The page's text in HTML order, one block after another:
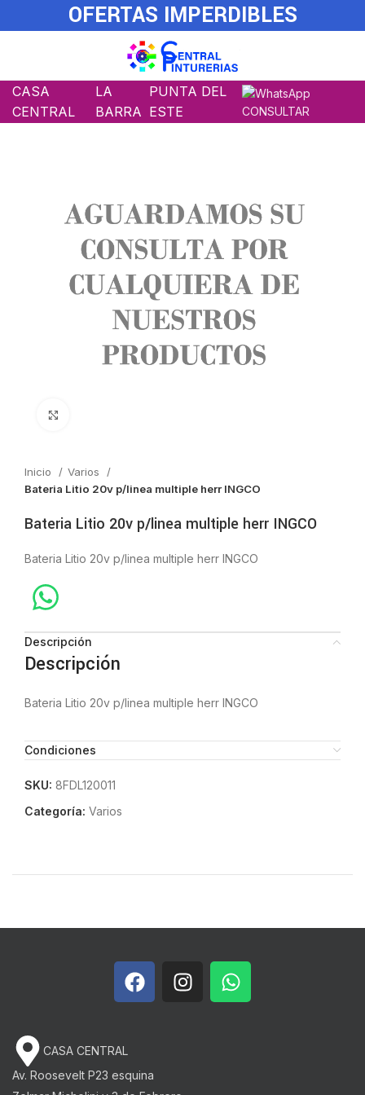
OFERTAS IMPERDIBLES
CASA
CENTRAL
LA
BARRA
PUNTA DEL
ESTE
CONSULTAR
Inicio
Varios
Bateria Litio 20v p/linea multiple herr INGCO
Bateria Litio 20v p/linea multiple herr INGCO
Bateria Litio 20v p/linea multiple herr INGCO
Descripción
Descripción
Bateria Litio 20v p/linea multiple herr INGCO
Condiciones
SKU: 8FDL120011
Categoría: Varios
CASA CENTRAL
Av. Roosevelt P23 esquina